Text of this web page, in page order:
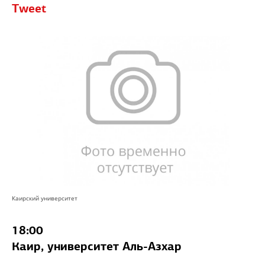
Tweet
Каирский университет
18:00
Каир, университет Аль-Азхар